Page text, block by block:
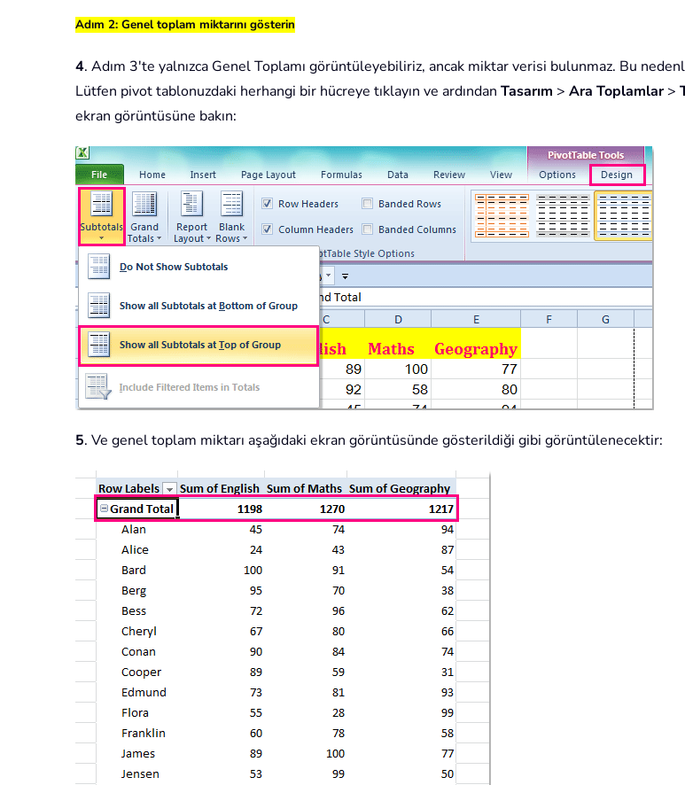
Adım 2: Genel toplam miktarını gösterin
4. Adım 3'te yalnızca Genel Toplamı görüntüleyebiliriz, ancak miktar verisi bulunmaz. Bu
Lütfen pivot tablonuzdaki herhangi bir hücreye tıklayın ve ardından Tasarım > Ara Toplamlar>
ekran görüntüsüne bakın:
5. Ve genel toplam miktarı aşağıdaki ekran görüntüsünde gösterildiği gibi görüntülenecektir: